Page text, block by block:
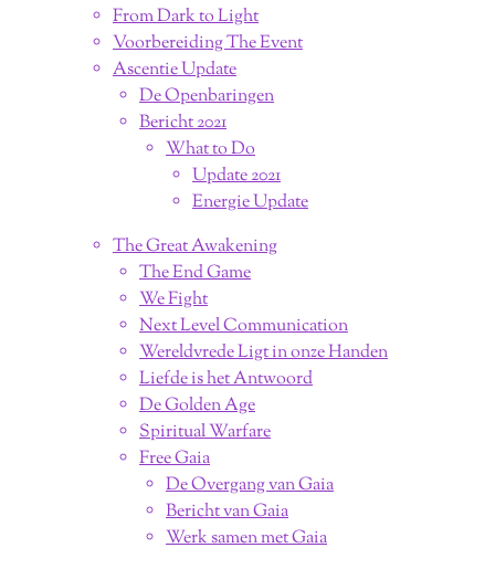
From Dark to Light
Voorbereiding The Event
Ascentie Update
De Openbaringen
Bericht 2021
What to Do
Update 2021
Energie Update
The Great Awakening
The End Game
We Fight
Next Level Communication
Wereldvrede Ligt in onze Handen
Liefde is het Antwoord
De Golden Age
Spiritual Warfare
Free Gaia
De Overgang van Gaia
Bericht van Gaia
Werk samen met Gaia